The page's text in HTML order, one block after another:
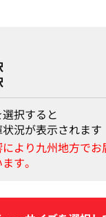
択すると
況が表示されます